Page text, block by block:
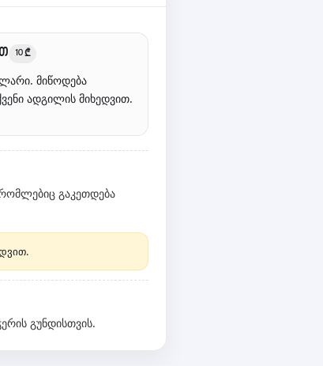
10 ₾
მიწოდება
ადგილის მიხედვით.
გაკეთდება
გუნდისთვის.